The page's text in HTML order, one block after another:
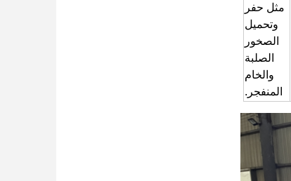
مثل حفر
وتحميل
الصخور
الصلبة
والخام
المنفجر.